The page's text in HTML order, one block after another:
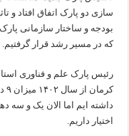
سازی دو پارک اتفاق افتاد و
بودجه و ساختار سازمانی
که در مسیر رشد قرار گرفتیم.
رئیس پارک علم و فناوری
داشته ایم اما الان یک و سه
اختیار داریم.